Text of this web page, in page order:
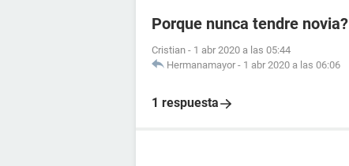
Porque nunca tendre novia?
Cristian - 1 abr 2020 a las 05:44
Hermanamayor - 1 abr 2020 a las 06:06
1 respuesta